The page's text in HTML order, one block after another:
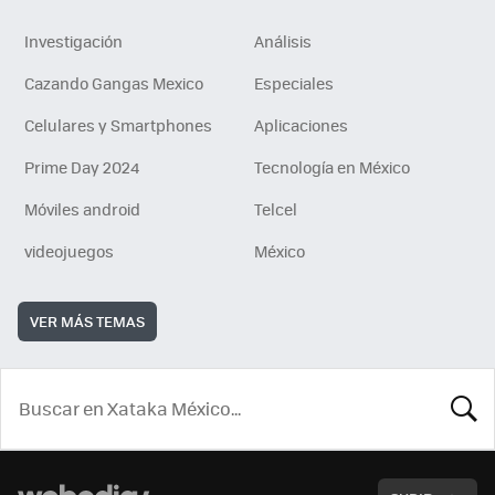
Investigación
Análisis
Cazando Gangas Mexico
Especiales
Celulares y Smartphones
Aplicaciones
Prime Day 2024
Tecnología en México
Móviles android
Telcel
videojuegos
México
VER MÁS TEMAS